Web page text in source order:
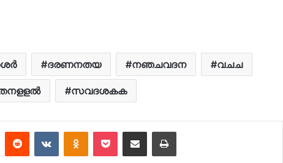
ദരണനതയ നഞചവദന വചച
സവദശകക
PinterestReddit VKontakteOdnoklassniki
Pocket Share via Email Print